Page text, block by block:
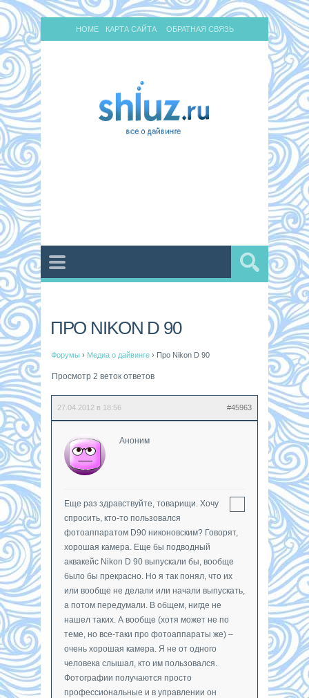
HOME КАРТА САЙТА ОБРАТНАЯ СВЯЗЬ
ПРО NIKON D 90
Форумы › Медиа о дайвинге › Про Nikon D 90
Просмотр 2 веток ответов
27.04.2012 в 18:56 #45963
Аноним
Еще раз здравствуйте, товарищи. Хочу
спросить, кто-то пользовался
фотоаппаратом D90 никоновским? Говорят,
хорошая камера. Еще бы подводный
аквакейс Nikon D 90 выпускали бы, вообще
было бы прекрасно. Но я так понял, что их
или вообще не делали или начали выпускать,
а потом передумали. В общем, нигде не
нашел таких. А вообще (хотя может не по
теме, но все-таки про фотоаппараты же) –
очень хорошая камера. Я не от одного
человека слышал, кто им пользовался.
Фотографии получаются просто
профессиональные и в управлении он